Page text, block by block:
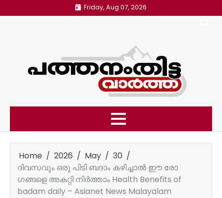
to
Friday, Aug 07, 2026
Home 2026 May
30
ദിവസവും ഒരു പിടി ബദാം കഴിച്ചാൽ ഈ രോ​
ഗങ്ങളെ അകറ്റി നിർത്താം Health Benefits of
badam daily – Asianet News Malayalam